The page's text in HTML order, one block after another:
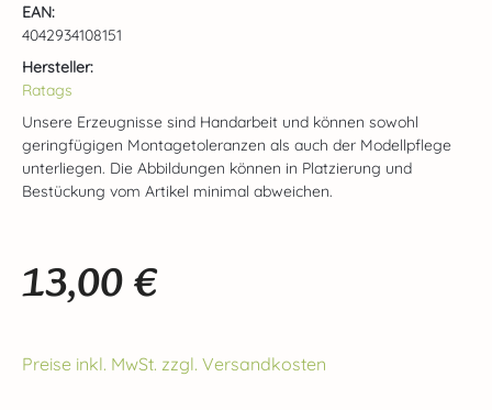
EAN:
4042934108151
Hersteller:
Ratags
Unsere Erzeugnisse sind Handarbeit und können sowohl
geringfügigen Montagetoleranzen als auch der Modellpflege
unterliegen. Die Abbildungen können in Platzierung und
Bestückung vom Artikel minimal abweichen.
Regulärer Preis:
13,00 €
Preise inkl. MwSt. zzgl. Versandkosten